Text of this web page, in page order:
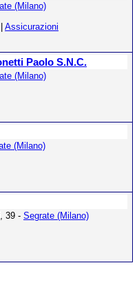
(Milano)
Assicurazioni
Paolo S.N.C.
(Milano)
(Milano)
39 - Segrate (Milano)